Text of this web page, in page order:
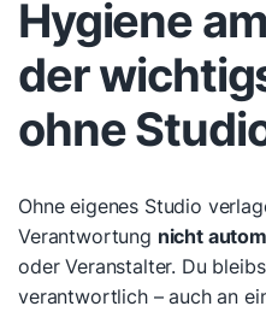
Hygiene
der
ohne
Ohne eigenes Studio
Verantwortung nicht
oder Veranstalter. Du
verantwortlich – auch an